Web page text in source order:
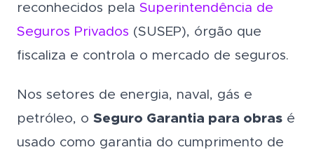
reconhecidos pela Superintendência de
Seguros Privados (SUSEP), órgão que
fiscaliza e controla o mercado de seguros.
Nos setores de energia, naval, gás e
petróleo, o Seguro Garantia para obras é
usado como garantia do cumprimento de